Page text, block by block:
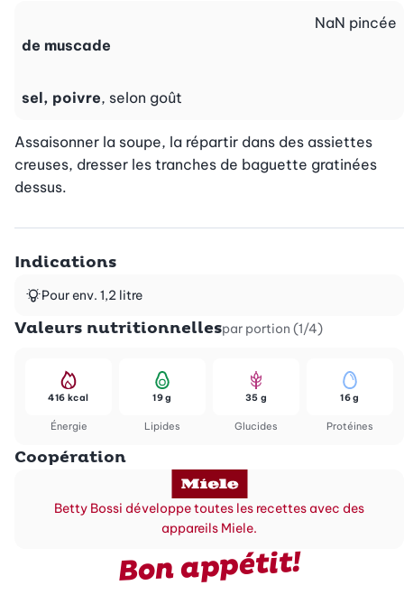
de muscade
NaN pincée
sel, poivre, selon goût
Assaisonner la soupe, la répartir dans des assiettes
creuses, dresser les tranches de baguette gratinées
dessus.
Indications
Pour env. 1,2 litre
Valeurs nutritionnellespar portion (1/4)
Énergie
416 kcal
Lipides
19 g
Glucides
35 g
Protéines
16 g
Coopération
Betty Bossi développe toutes les recettes avec des
appareils Miele.
Bon appétit!